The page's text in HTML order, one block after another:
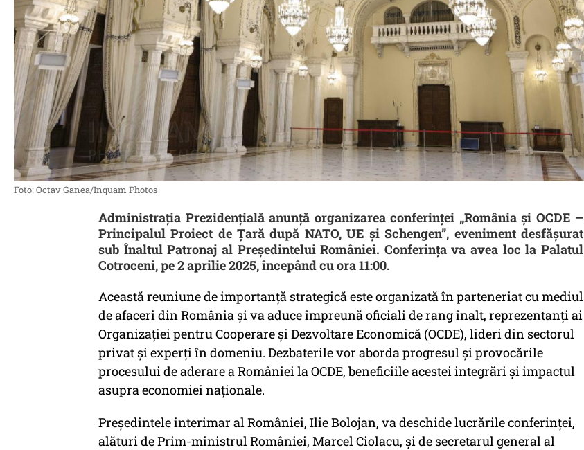
Foto: Octav Ganea/Inquam Photos
Administrația Prezidențială anunță organizarea conferinței „România și OCDE –
Principalul Proiect de Țară după NATO, UE și Schengen”, eveniment desfășurat
sub Înaltul Patronaj al Președintelui României. Conferința va avea loc la Palatul
Cotroceni, pe 2 aprilie 2025, începând cu ora 11:00.
Această reuniune de importanță strategică este organizată în parteneriat cu mediul
de afaceri din România și va aduce împreună oficiali de rang înalt, reprezentanți ai
Organizației pentru Cooperare și Dezvoltare Economică (OCDE), lideri din sectorul
privat și experți în domeniu. Dezbaterile vor aborda progresul și provocările
procesului de aderare a României la OCDE, beneficiile acestei integrări și impactul
asupra economiei naționale.
Președintele interimar al României, Ilie Bolojan, va deschide lucrările conferinței,
alături de Prim-ministrul României, Marcel Ciolacu, și de secretarul general al